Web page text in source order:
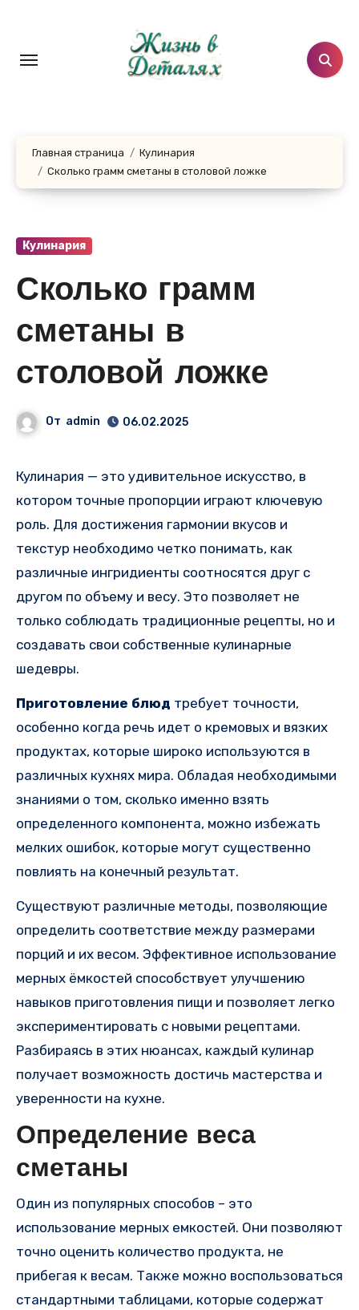
содержанию
Главная страница
Кулинария
Сколько грамм сметаны в столовой ложке
Кулинария
Сколько грамм
сметаны в
столовой ложке
От admin 06.02.2025
Кулинария — это удивительное искусство, в
котором точные пропорции играют ключевую
роль. Для достижения гармонии вкусов и
текстур необходимо четко понимать, как
различные ингридиенты соотносятся друг с
другом по объему и весу. Это позволяет не
только соблюдать традиционные рецепты, но и
создавать свои собственные кулинарные
шедевры.
Приготовление блюд требует точности,
особенно когда речь идет о кремовых и вязких
продуктах, которые широко используются в
различных кухнях мира. Обладая необходимыми
знаниями о том, сколько именно взять
определенного компонента, можно избежать
мелких ошибок, которые могут существенно
повлиять на конечный результат.
Существуют различные методы, позволяющие
определить соответствие между размерами
порций и их весом. Эффективное использование
мерных ёмкостей способствует улучшению
навыков приготовления пищи и позволяет легко
экспериментировать с новыми рецептами.
Разбираясь в этих нюансах, каждый кулинар
получает возможность достичь мастерства и
уверенности на кухне.
Определение веса
сметаны
Один из популярных способов – это
использование мерных емкостей. Они позволяют
точно оценить количество продукта, не
прибегая к весам. Также можно воспользоваться
стандартными таблицами, которые содержат